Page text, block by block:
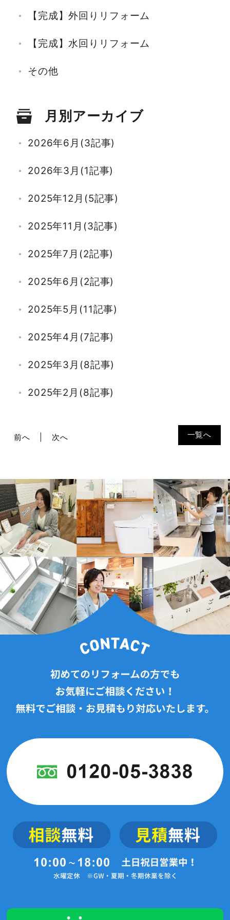
【完成】外回りリフォーム
【完成】水回りリフォーム
その他
月別アーカイブ
2026年6月(3記事)
2026年3月(1記事)
2025年12月(5記事)
2025年11月(3記事)
2025年7月(2記事)
2025年6月(2記事)
2025年5月(11記事)
2025年4月(7記事)
2025年3月(8記事)
2025年2月(8記事)
2024年10月(14記事)
2024年9月(9記事)
2024年8月(7記事)
2024年7月(6記事)
2024年6月(11記事)
2024年5月(13記事)
2024年4月(17記事)
2024年3月(12記事)
2023年12月(2記事)
2023年11月(2記事)
2023年10月(4記事)
2023年9月(5記事)
一覧へ
前へ 次へ